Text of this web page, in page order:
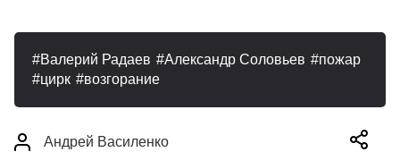
Валерий Радаев Александр Соловьев
пожар
цирк
возгорание
Андрей Василенко